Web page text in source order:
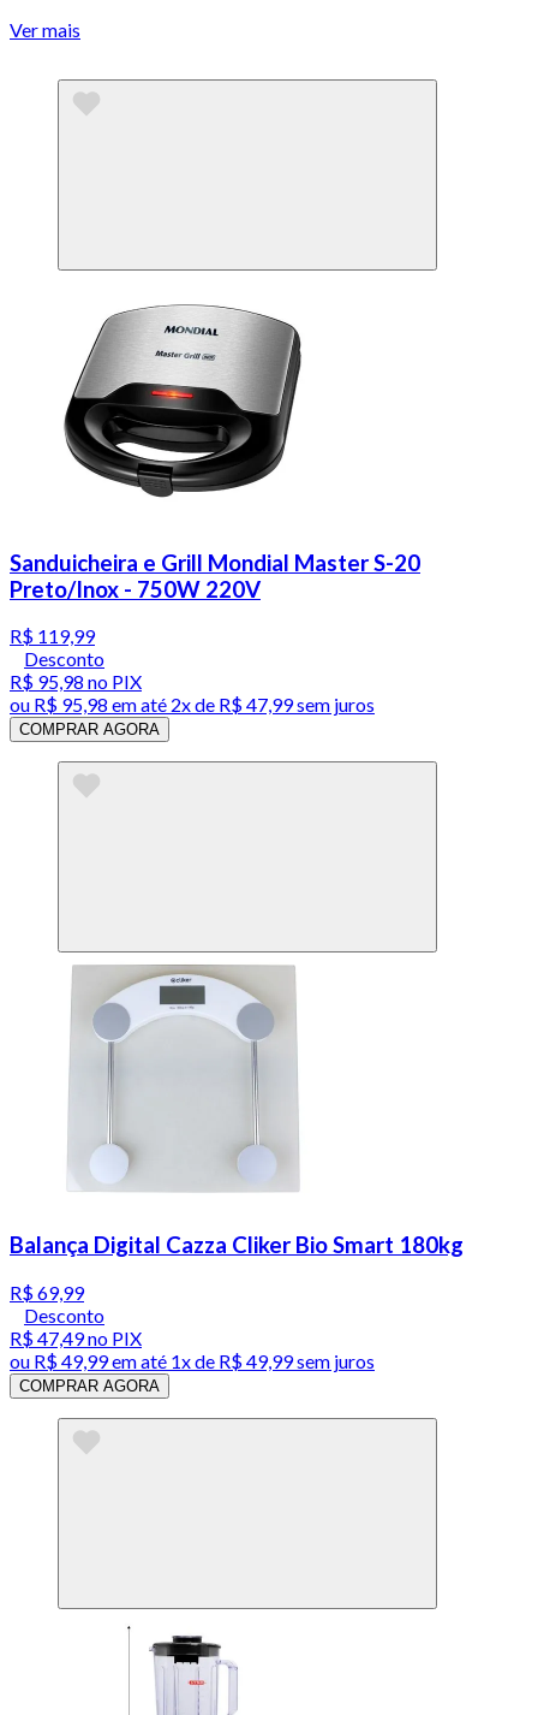
Ver mais
Sanduicheira e Grill Mondial Master S-20
Preto/Inox - 750W 220V
R$ 119,99
Desconto
R$ 95,98 no PIX
ou R$ 95,98 em até 2x de R$ 47,99 sem juros
COMPRAR AGORA
Balança Digital Cazza Cliker Bio Smart 180kg
R$ 69,99
Desconto
R$ 47,49no PIX
ou R$ 49,99em até 1x de R$ 49,99sem juros
COMPRAR AGORA